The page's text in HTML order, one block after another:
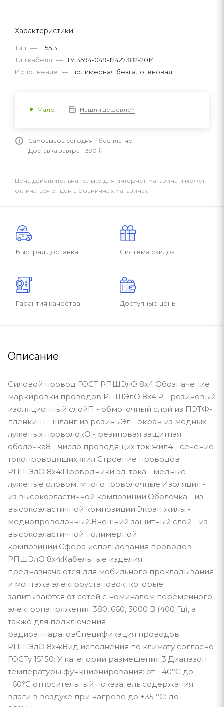
Характеристики
Тип — 1155.3
Тип кабеля — ТУ 3594-049-12427382-2014
Исполнение — полимерная безгалогеновая
Мало Нашли дешевле?
Самовывоз сегодня - бесплатно
Доставка завтра - 390 ₽
Цена действительна только для интернет-магазина и может
отличаться от цен в розничных магазинах
Быстрая доставка Система скидок
Гарантия качества Доступные цены
Описание
Силовой провод ГОСТ РПШЭлО 8х4 Обозначение
маркировки проводов РПШЭлО 8х4:Р - резиновый
изоляционный слойП - обмоточный слой из ПЭТФ-
пленкиШ - шланг из резиныЭл - экран из медных
луженых проволокО - резиновая защитная
оболочка8 - число проводящих ток жил4 - сечение
токопроводящих жил Строение проводов
РПШЭлО 8х4:Проводники эл. тока - медные
луженые оловом, многопроволочные.Изоляция -
из высокоэластичной композиции.Оболочка - из
высокоэластичной композиции.Экран жилы -
меднопроволочный.Внешний защитный слой - из
высокоэластичной полимерной
композиции.Сфера использования проводов
РПШЭлО 8х4:Кабельные изделия
предназначаются для мобильного прокладывания
и монтажа электроустановок, которые
запитываются от сетей с номиналом переменного
электронапряжения 380, 660, 3000 В (400 Гц), а
также для подключения
радиоаппаратовСпецификация проводов
РПШЭлО 8х4:Вид исполнения по климату согласно
ГОСТу 15150: У категории размещения 3.Диапазон
температуры функционирования: от - 40°С до
+60°С относительный показатель содержания
влаги в воздухе при нагреве до +35 °С: до